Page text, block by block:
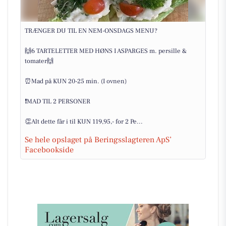
TRÆNGER DU TIL EN NEM-ONSDAGS MENU?
🙌6 TARTELETTER MED HØNS I ASPARGES m. persille &
tomater🙌
⏰Mad på KUN 20-25 min. (I ovnen)
❗️MAD TIL 2 PERSONER
👏Alt dette får i til KUN 119,95,- for 2 Pe...
Se hele opslaget på Beringsslagteren ApS’
Facebookside